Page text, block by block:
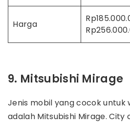
Harga
9. Mitsubishi Mirage
Jenis mobil yang cocok untuk
adalah Mitsubishi Mirage. City